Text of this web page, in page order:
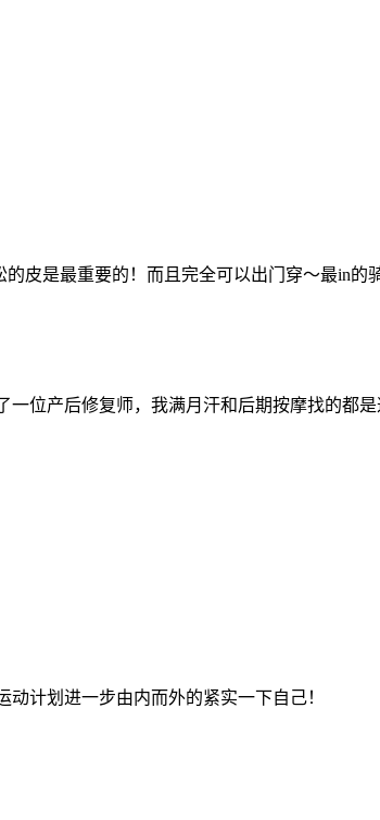
皮是最重要的！而且完全可以出门穿～最in的
位产后修复师，我满月汗和后期按摩找的都
计划进一步由内而外的紧实一下自己！